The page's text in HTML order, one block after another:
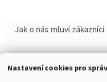
Nastavení cookies pro